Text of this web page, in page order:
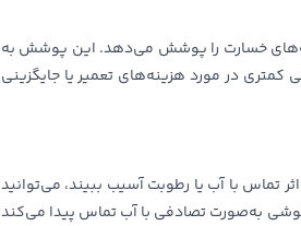
خسارت را پوشش می‌دهد. این پوشش به
در مورد هزینه‌های تعمیر یا جایگزینی
با آب یا رطوبت آسیب ببیند، می‌توانید
به‌صورت تصادفی با آب تماس پیدا می‌کند